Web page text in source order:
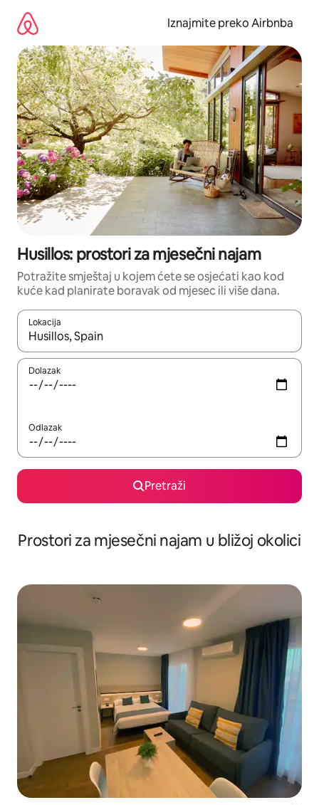
sadržaj
Iznajmite preko Airbnba
Husillos: prostori za mjesečni najam
Potražite smještaj u kojem ćete se osjećati kao kod
kuće kad planirate boravak od mjesec ili više dana.
Lokacija
Kada budu dostupni rezultati, moći ćete ih pregledati
Dolazak
Odlazak
Pretraži
Prostori za mjesečni najam u bližoj okolici